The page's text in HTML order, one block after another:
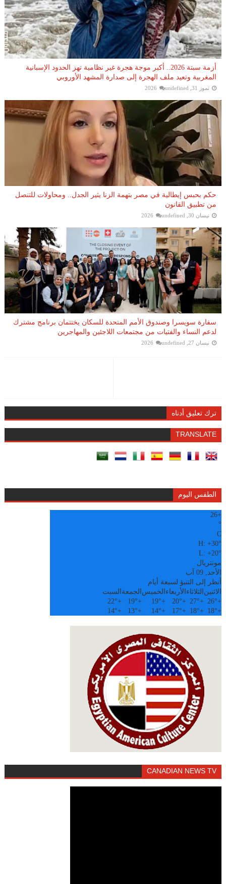
أزمة سبتة 2026.. أكبر موجة هجرة غير نظامية تهز الحدود الإسبانية
المغربية وتعيد ملف الهجرة إلى صدارة المشهد الأوروبي
تموز 31, 2026 undefined
حكم بحبس إيطالية في مصر بتهمة الزنا يثير الجدل.. ومحاولات للتنصل
من تطبيق القانون
نيسان 30, 2026 undefined
سفارة سويسرا وصندوق الأمم المتحدة للسكان يختتمان برنامج مشترك
لدعم النساء والفتيات من مجتمعات اللاجئين والمهاجرين
نيسان 27, 2026 undefined
ترك تعليق أدناه
TRANSLATE
الطقس اليوم
+
26
°
C
H:+30°
L:+20°
مونتريال
الأحد, 09 آب
أنظر إلى التنبؤ لسبعة أيام
الاثنين الثلاثاء الأربعاء الخميس الجمعة السبت
+
26°
+
27°
+
20°
+
19°
+
19°
+
22°
+
18°
+
18°
+
17°
+
14°
+
13°
+
14°
CANADIAN NEWS TV